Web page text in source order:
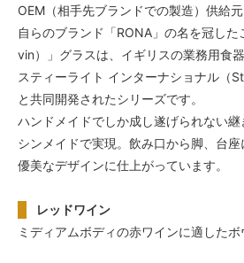
OEM（相手先ブランドでの製造）供給元
自らのブランド「RONA」の名を冠し
vin）」グラスは、イギリスの業務用食
スティーライト インターナショナル（
と共同開発されたシリーズです。
ハンドメイドでしか成し遂げられない
シンメイドで実現。飲み口から脚、台
優美なデザインに仕上がっています。
レッドワイン
ミディアムボディの赤ワインに適したボ